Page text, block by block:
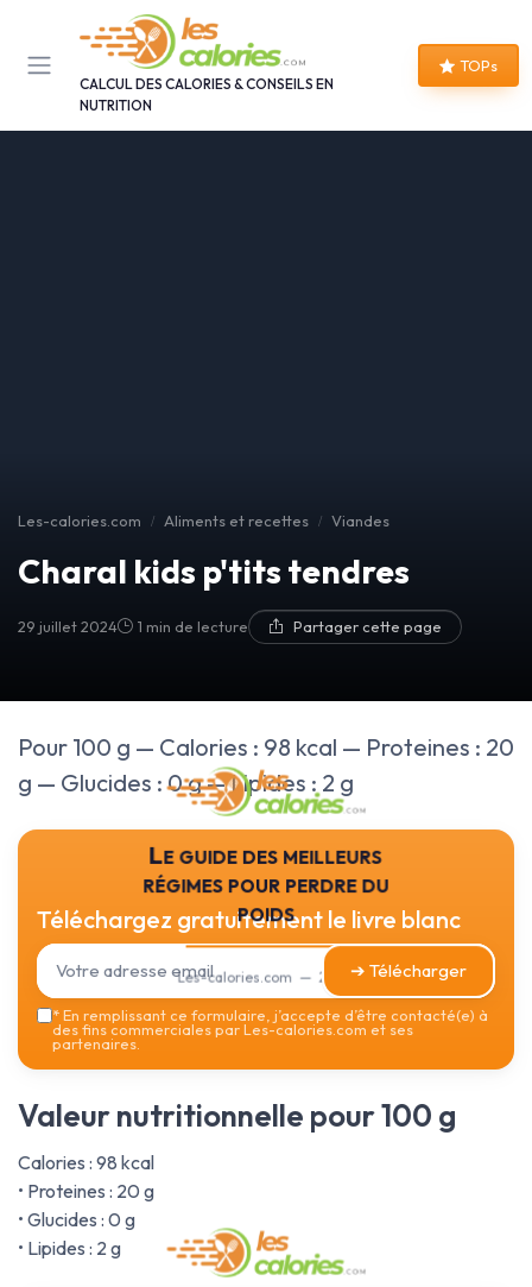
CALCUL DES CALORIES & CONSEILS EN
NUTRITION
TOPs
Les-calories.com Aliments et recettes Viandes
Charal kids p'tits tendres
29 juillet 2024 1 min de lecture Partager cette page
Pour 100 g — Calories : 98 kcal — Proteines : 20
g — Glucides : 0 g — Lipides : 2 g
Le guide des meilleurs
régimes pour perdre du
poids
Les-calories.com — 2026
Téléchargez gratuitement le livre blanc
➔ Télécharger
*En remplissant ce formulaire, j’accepte d’être contacté(e) à
des fins commerciales par Les-calories.com et ses
partenaires.
Valeur nutritionnelle pour 100 g
Calories : 98 kcal
• Proteines : 20 g
• Glucides : 0 g
• Lipides : 2 g
Panneau de gestion des cookies